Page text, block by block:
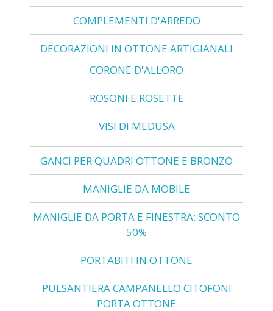
COMPLEMENTI D'ARREDO
DECORAZIONI IN OTTONE ARTIGIANALI
CORONE D'ALLORO
ROSONI E ROSETTE
VISI DI MEDUSA
GANCI PER QUADRI OTTONE E BRONZO
MANIGLIE DA MOBILE
MANIGLIE DA PORTA E FINESTRA: SCONTO
50%
PORTABITI IN OTTONE
PULSANTIERA CAMPANELLO CITOFONI
PORTA OTTONE